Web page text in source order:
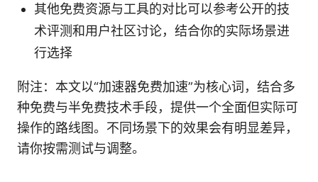
其他免费资源与工具的对比可以参考公开的技
术评测和用户社区讨论，结合你的实际场景进
行选择
附注：本文以“加速器免费加速”为核心词，结合多
种免费与半免费技术手段，提供一个全面但实际可
操作的路线图。不同场景下的效果会有明显差异，
请你按需测试与调整。